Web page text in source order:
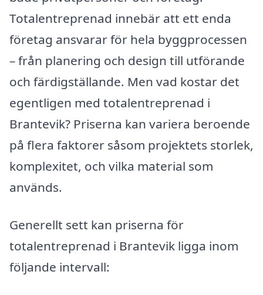
Totalentreprenad innebär att ett enda
företag ansvarar för hela byggprocessen
– från planering och design till utförande
och färdigställande. Men vad kostar det
egentligen med totalentreprenad i
Brantevik? Priserna kan variera beroende
på flera faktorer såsom projektets storlek,
komplexitet, och vilka material som
används.
Generellt sett kan priserna för
totalentreprenad i Brantevik ligga inom
följande intervall: